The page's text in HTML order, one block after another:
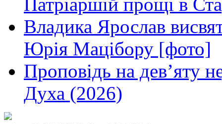
Владика Ярослав
Юрія Мацібору [фото]
Проповідь на дев’яту
Духа (2026)